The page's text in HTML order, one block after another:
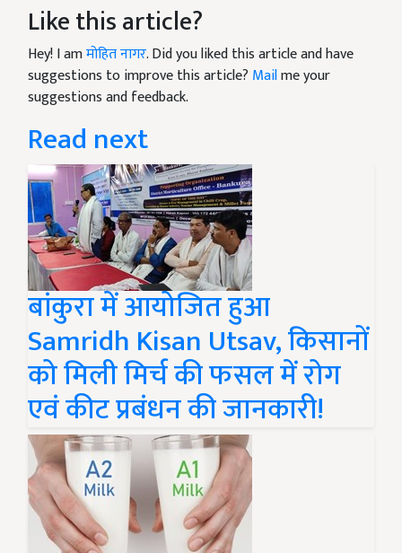
Like this article?
Hey! I amमोहित नागर. Did you liked this article and have
suggestions to improve this article? Mailme your
suggestions and feedback.
Read next
बांकुरा में आयोजित हुआ
Samridh Kisan Utsav, किसानों
को मिली मिर्च की फसल में रोग
एवं कीट प्रबंधन की जानकारी!